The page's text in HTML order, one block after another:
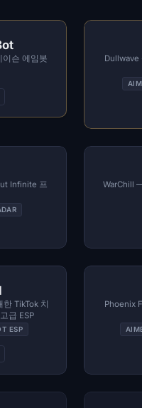
슨 에임봇
Dullwave
Infinite 프
WarChill
TikTok 치
급 ESP
ESP
Phoenix